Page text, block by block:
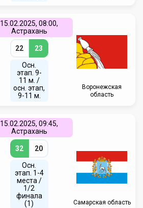
15.02.2025, 08:00,
Астрахань
22 23
Осн.
этап. 9-
11 м. /
осн. этап,
9-11 м.
Воронежская
область
15.02.2025, 09:45,
Астрахань
32 20
Осн.
этап. 1-4
места /
1/2
финала
(1)
Самарская область